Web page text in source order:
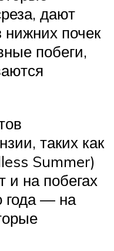
дают
почек
побеги,
таких как
Summer)
и на побегах
года — на